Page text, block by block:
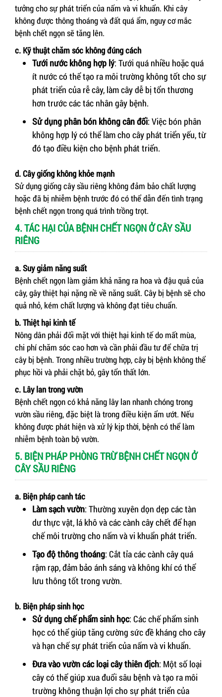
tưởng cho sự phát triển của nấm và vi khuẩn. Khi cây
không được thông thoáng và đất quá ẩm, nguy cơ mắc
bệnh chết ngọn sẽ tăng lên.
c. Kỹ thuật chăm sóc không đúng cách
Tưới nước không hợp lý: Tưới quá nhiều hoặc quá
ít nước có thể tạo ra môi trường không tốt cho sự
phát triển của rễ cây, làm cây dễ bị tổn thương
hơn trước các tác nhân gây bệnh.
Sử dụng phân bón không cân đối: Việc bón phân
không hợp lý có thể làm cho cây phát triển yếu, từ
đó tạo điều kiện cho bệnh phát triển.
d. Cây giống không khỏe mạnh
Sử dụng giống cây sầu riêng không đảm bảo chất lượng
hoặc đã bị nhiễm bệnh trước đó có thể dẫn đến tình trạng
bệnh chết ngọn trong quá trình trồng trọt.
4. TÁC HẠI CỦA BỆNH CHẾT NGỌN Ở CÂY SẦU
RIÊNG
a. Suy giảm năng suất
Bệnh chết ngọn làm giảm khả năng ra hoa và đậu quả của
cây, gây thiệt hại nặng nề về năng suất. Cây bị bệnh sẽ cho
quả nhỏ, kém chất lượng và không đạt tiêu chuẩn.
b. Thiệt hại kinh tế
Nông dân phải đối mặt với thiệt hại kinh tế do mất mùa,
chi phí chăm sóc cao hơn và cần phải đầu tư để chữa trị
cây bị bệnh. Trong nhiều trường hợp, cây bị bệnh không thể
phục hồi và phải chặt bỏ, gây tổn thất lớn.
c. Lây lan trong vườn
Bệnh chết ngọn có khả năng lây lan nhanh chóng trong
vườn sầu riêng, đặc biệt là trong điều kiện ẩm ướt. Nếu
không được phát hiện và xử lý kịp thời, bệnh có thể làm
nhiễm bệnh toàn bộ vườn.
5. BIỆN PHÁP PHÒNG TRỪ BỆNH CHẾT NGỌN Ở
CÂY SẦU RIÊNG
a. Biện pháp canh tác
Làm sạch vườn: Thường xuyên dọn dẹp các tàn
dư thực vật, lá khô và các cành cây chết để hạn
chế môi trường cho nấm và vi khuẩn phát triển.
Tạo độ thông thoáng: Cắt tỉa các cành cây quá
rậm rạp, đảm bảo ánh sáng và không khí có thể
lưu thông tốt trong vườn.
b. Biện pháp sinh học
Sử dụng chế phẩm sinh học: Các chế phẩm sinh
học có thể giúp tăng cường sức đề kháng cho cây
và hạn chế sự phát triển của nấm và vi khuẩn.
Đưa vào vườn các loại cây thiên địch: Một số loại
cây có thể giúp xua đuổi sâu bệnh và tạo ra môi
trường không thuận lợi cho sự phát triển của